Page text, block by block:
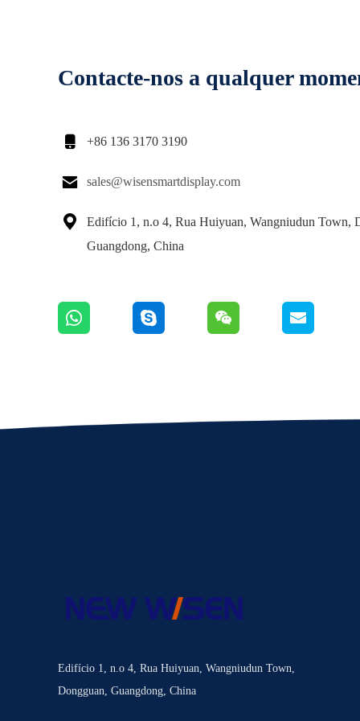
Contacte-nos a qualquer
 +86 136 3170 3190
 sales@wisensmartdisplay.com

Edifício 1, n.o 4, Rua Huiyuan, Wangniudun Town,
Guangdong, China
Edifício 1, n.o 4, Rua Huiyuan, Wangniudun Town,
Dongguan, Guangdong, China